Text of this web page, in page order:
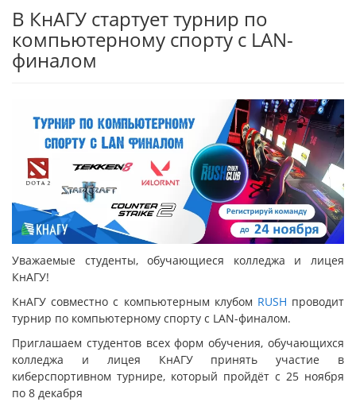
В КнАГУ стартует турнир по
компьютерному спорту с LAN-
финалом
Уважаемые студенты, обучающиеся колледжа и лицея
КнАГУ!
КнАГУ совместно с компьютерным клубом RUSH проводит
турнир по компьютерному спорту с LAN-финалом.
Приглашаем студентов всех форм обучения, обучающихся
колледжа и лицея КнАГУ принять участие в
киберспортивном турнире, который пройдёт с 25 ноября
по 8 декабря